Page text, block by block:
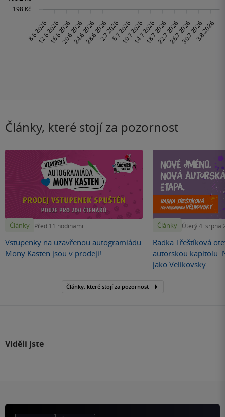
Články, které stojí za pozornost
Články Před 11 hodinami
Vstupenky na uzavřenou autogramiádu
Mony Kasten jsou v prodeji!
Články Úterý 4. srpna
Radka Třeštíková
autorskou kapitolu.
jako Velikovsky
Články, které stojí za pozornost
Viděli jste